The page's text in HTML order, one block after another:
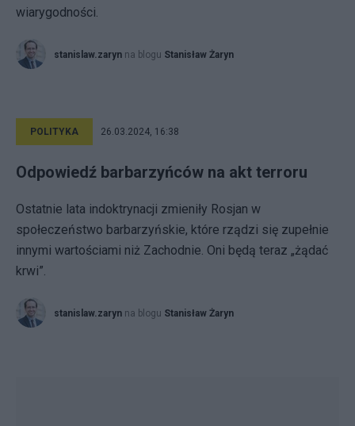
wiarygodności.
stanislaw.zaryn na blogu Stanisław Żaryn
POLITYKA 26.03.2024, 16:38
Odpowiedź barbarzyńców na akt terroru
Ostatnie lata indoktrynacji zmieniły Rosjan w
społeczeństwo barbarzyńskie, które rządzi się zupełnie
innymi wartościami niż Zachodnie. Oni będą teraz „żądać
krwi”.
stanislaw.zaryn na blogu Stanisław Żaryn